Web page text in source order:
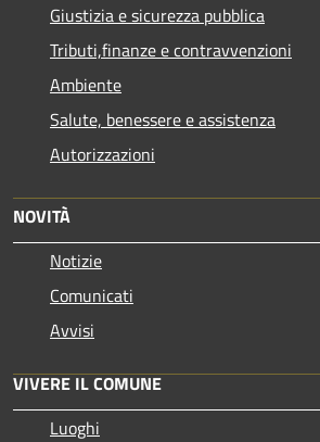
Giustizia e sicurezza pubblica
Tributi,finanze e contravvenzioni
Ambiente
Salute, benessere e assistenza
Autorizzazioni
NOVITÀ
Notizie
Comunicati
Avvisi
VIVERE IL COMUNE
Luoghi